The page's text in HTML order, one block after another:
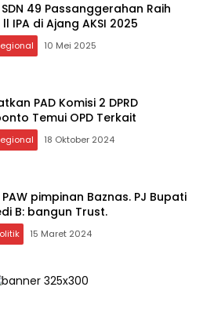
49 Passanggerahan Raih
IPA di Ajang AKSI 2025
10 Mei 2025
PAD Komisi 2 DPRD
Temui OPD Terkait
18 Oktober 2024
pimpinan Baznas. PJ Bupati
B: bangun Trust.
15 Maret 2024